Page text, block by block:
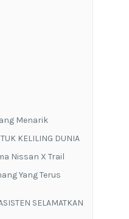
Menarik
KELILING DUNIA
Nissan X Trail
Yang Terus
SELAMATKAN